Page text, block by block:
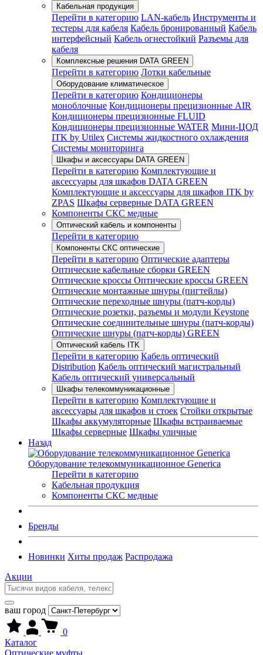
Кабельная продукция
Перейти в категорию LAN-кабель Инструменты и
тестеры для кабеля Кабель бронированный Кабель
интерфейсный Кабель огнестойкий Разъемы для
кабеля
Комплексные решения DATA GREEN
Перейти в категорию Лотки кабельные
Оборудование климатическое
Перейти в категорию Кондиционеры
моноблочные Кондиционеры прецизионные AIR
Кондиционеры прецизионные FLUID
Кондиционеры прецизионные WATER Мини-ЦОД
ITK by Utilex Системы жидкостного охлаждения
Системы мониторинга
Шкафы и аксессуары DATA GREEN
Перейти в категорию Комплектующие и
аксессуары для шкафов DATA GREEN
Комплектующие и аксессуары для шкафов ITK by
ZPAS Шкафы серверные DATA GREEN
Компоненты СКС медные
Оптический кабель и компоненты
Перейти в категорию
Компоненты СКС оптические
Перейти в категорию Оптические адаптеры
Оптические кабельные сборки GREEN
Оптические кроссы Оптические кроссы GREEN
Оптические монтажные шнуры (пигтейлы)
Оптические переходные шнуры (патч-корды)
Оптические розетки, разъемы и модули Keystone
Оптические соединительные шнуры (патч-корды)
Оптические шнуры (патч-корды) GREEN
Оптический кабель ITK
Перейти в категорию Кабель оптический
Distribution Кабель оптический магистральный
Кабель оптический универсальный
Шкафы телекоммуникационные
Перейти в категорию Комплектующие и
аксессуары для шкафов и стоек Стойки открытые
Шкафы аккумуляторные Шкафы встраиваемые
Шкафы серверные Шкафы уличные
Назад
Оборудование телекоммуникационное Generica
Перейти в категорию
Кабельная продукция
Компоненты СКС медные
Бренды
Новинки Хиты продаж Распродажа
Акции
ваш город
0
Каталог
Оптические муфты